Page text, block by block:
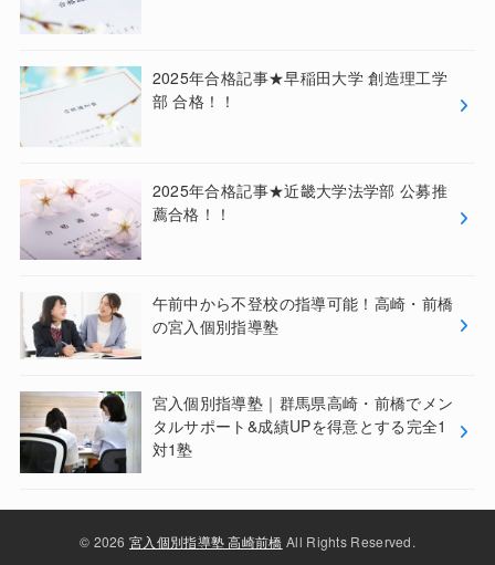
2025年合格記事★早稲田大学 創造理工学
部 合格！！
2025年合格記事★近畿大学法学部 公募推
薦合格！！
午前中から不登校の指導可能！高崎・前橋
の宮入個別指導塾
宮入個別指導塾｜群馬県高崎・前橋でメン
タルサポート&成績UPを得意とする完全1
対1塾
© 2026宮入個別指導塾 高崎前橋 All Rights Reserved.